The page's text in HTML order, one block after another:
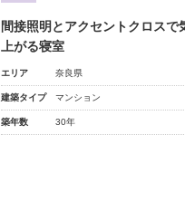
間接照明とアクセントクロスで
上がる寝室
エリア 奈良県
建築タイプ マンション
築年数 30年